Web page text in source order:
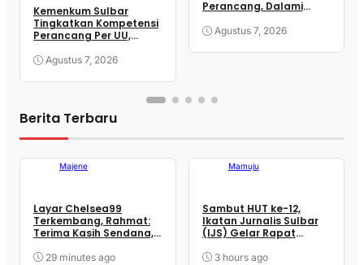
Kemenkum Sulbar
Tingkatkan Kompetensi
Perancang Per UU,
Berkualitas
Agustus 7, 2026
Perancang, Dalami
Pengundangan
Agustus 7, 2026
Berita Terbaru
Majene
Layar Chelsea99
Terkembang, Rahmat:
Terima Kasih Sendana,
Penopang Perjuangan
29 minutes ago
Mamuju
Sambut HUT ke-12,
Ikatan Jurnalis Sulbar
(IJS) Gelar Rapat
Panitia
3 hours ago